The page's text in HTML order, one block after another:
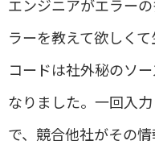
エンジニアがエラー
ラーを教えて欲しくて
コードは社外秘のソ
なりました。一回入
で、競合他社がその